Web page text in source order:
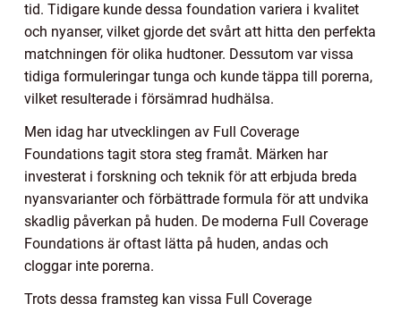
tid. Tidigare kunde dessa foundation variera i kvalitet
och nyanser, vilket gjorde det svårt att hitta den perfekta
matchningen för olika hudtoner. Dessutom var vissa
tidiga formuleringar tunga och kunde täppa till porerna,
vilket resulterade i försämrad hudhälsa.
Men idag har utvecklingen av Full Coverage
Foundations tagit stora steg framåt. Märken har
investerat i forskning och teknik för att erbjuda breda
nyansvarianter och förbättrade formula för att undvika
skadlig påverkan på huden. De moderna Full Coverage
Foundations är oftast lätta på huden, andas och
cloggar inte porerna.
Trots dessa framsteg kan vissa Full Coverage